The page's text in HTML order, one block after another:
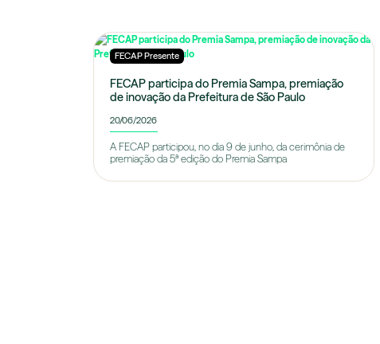
FECAP Presente
FECAP participa do Premia Sampa, premiação
de inovação da Prefeitura de São Paulo
20/06/2026
A FECAP participou, no dia 9 de junho, da cerimônia de
premiação da 5ª edição do Premia Sampa